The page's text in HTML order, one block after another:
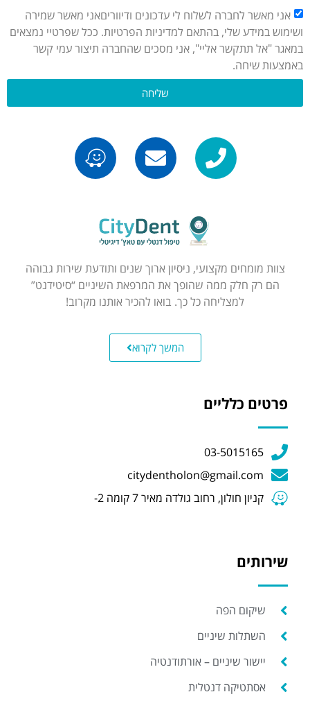
אני מאשר לחברה לשלוח לי עדכונים ודיווריםאני מאשר שמירה
ושימוש במידע שלי, בהתאם למדיניות הפרטיות. ככל שפרטיי נמצאים
במאגר "אל תתקשר אליי", אני מסכים שהחברה תיצור עמי קשר
באמצעות שיחה.
שליחה
צוות מומחים מקצועי, ניסיון ארוך שנים ותודעת שירות גבוהה
הם רק חלק ממה שהופך את המרפאת השיניים “סיטידנט”
למצליחה כל כך. בואו להכיר אותנו מקרוב!
המשך לקרוא
פרטים כלליים
03-5015165
citydentholon@gmail.com
קניון חולון, רחוב גולדה מאיר 7 קומה 2-
שירותים
שיקום הפה
השתלות שיניים
יישור שיניים – אורתודנטיה
אסתטיקה דנטלית